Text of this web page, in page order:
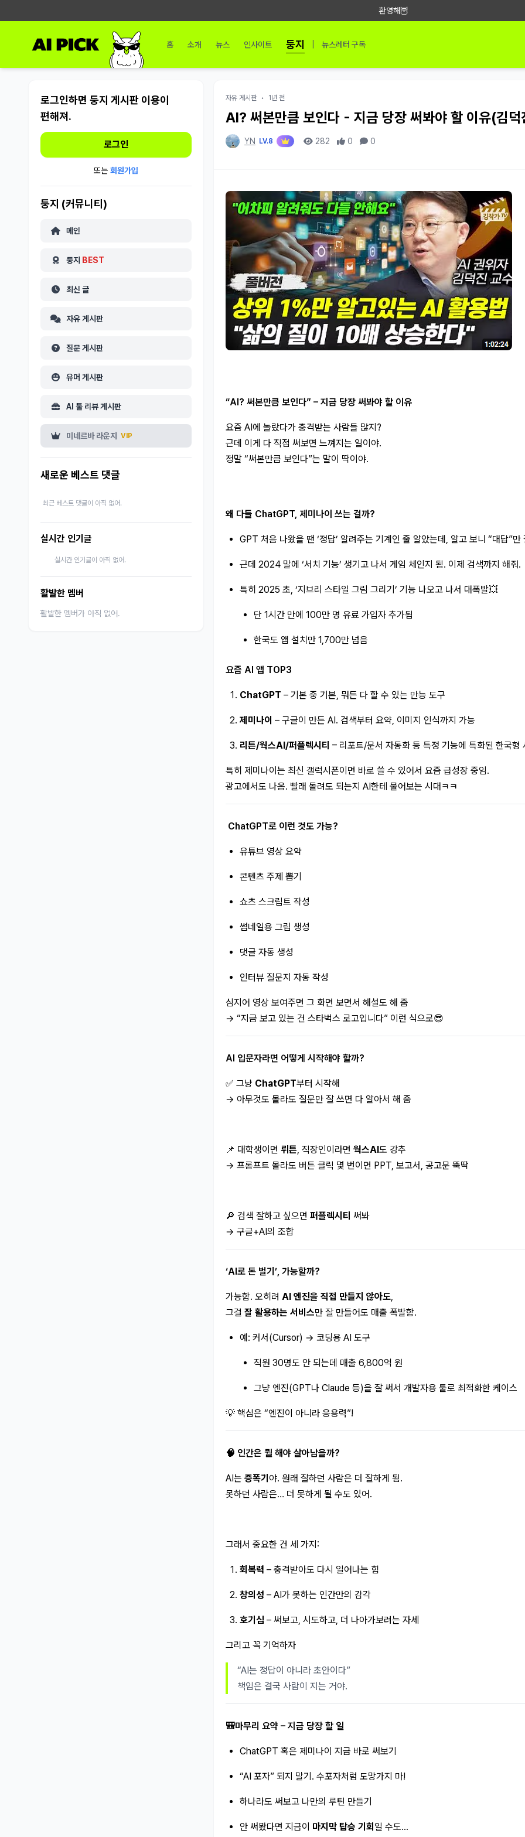
환영해🦉
홈 소개 뉴스 인사이트 둥지 뉴스레터 구독
로그인하면 둥지 게시판 이용이
편해져.
로그인
또는 회원가입
둥지 (커뮤니티)
메인
둥지 BEST
최신 글
자유 게시판
질문 게시판
유머 게시판
AI 툴 리뷰 게시판
미네르바 라운지 VIP
새로운 베스트 댓글
최근 베스트 댓글이 아직 없어.
실시간 인기글
실시간 인기글이 아직 없어.
활발한 멤버
활발한 멤버가 아직 없어.
자유 게시판 • 1년 전
AI? 써본만큼 보인다 - 지금 당장 써봐야 할 이유(김덕
YN LV.8 282 0 0
“AI? 써본만큼 보인다” – 지금 당장 써봐야 할 이유
요즘 AI에 놀랐다가 충격받는 사람들 많지?
근데 이게 다 직접 써보면 느껴지는 일이야.
정말 “써본만큼 보인다”는 말이 딱이야.
왜 다들 ChatGPT, 제미나이 쓰는 걸까?
GPT 처음 나왔을 땐 ‘정답’ 알려주는 기계인 줄 알았는데, 알고 보니 “대답”만
근데 2024 말에 ‘서치 기능’ 생기고 나서 게임 체인지 됨. 이제 검색까지 해줘.
특히 2025 초, ‘지브리 스타일 그림 그리기’ 기능 나오고 나서 대폭발💥
단 1시간 만에 100만 명 유료 가입자 추가됨
한국도 앱 설치만 1,700만 넘음
요즘 AI 앱 TOP3
ChatGPT – 기본 중 기본, 뭐든 다 할 수 있는 만능 도구
제미나이 – 구글이 만든 AI. 검색부터 요약, 이미지 인식까지 가능
리튼/웍스AI/퍼플렉시티 – 리포트/문서 자동화 등 특정 기능에 특화된 한국형
특히 제미나이는 최신 갤럭시폰이면 바로 쓸 수 있어서 요즘 급성장 중임.
광고에서도 나옴. 빨래 돌려도 되는지 AI한테 물어보는 시대ㅋㅋ
ChatGPT로 이런 것도 가능?
유튜브 영상 요약
콘텐츠 주제 뽑기
쇼츠 스크립트 작성
썸네일용 그림 생성
댓글 자동 생성
인터뷰 질문지 자동 작성
심지어 영상 보여주면 그 화면 보면서 해설도 해 줌
→ “지금 보고 있는 건 스타벅스 로고입니다” 이런 식으로😎
AI 입문자라면 어떻게 시작해야 할까?
✅ 그냥 ChatGPT부터 시작해
→ 아무것도 몰라도 질문만 잘 쓰면 다 알아서 해 줌
📌 대학생이면 뤼 튼, 직장인이라면 웍스AI도 강추
→ 프롬프트 몰라도 버튼 클릭 몇 번이면 PPT, 보고서, 공고문 뚝딱
🔎 검색 잘하고 싶으면 퍼플렉시티 써봐
→ 구글+AI의 조합
‘AI로 돈 벌기’, 가능할까?
가능함. 오히려 AI 엔진을 직접 만들지 않아도,
그걸 잘 활용하는 서비스만 잘 만들어도 매출 폭발함.
예: 커서(Cursor) → 코딩용 AI 도구
직원 30명도 안 되는데 매출 6,800억 원
그냥 엔진(GPT나 Claude 등)을 잘 써서 개발자용 툴로 최적화한 케이스
💡 핵심은 “엔진이 아니라 응용력”!
🧠 인간은 뭘 해야 살아남을까?
AI는 증폭기 야. 원래 잘하던 사람은 더 잘하게 됨.
못하던 사람은… 더 못하게 될 수도 있어.
그래서 중요한 건 세 가지:
회복력 – 충격받아도 다시 일어나는 힘
창의성 – AI가 못하는 인간만의 감각
호기심 – 써보고, 시도하고, 더 나아가보려는 자세
그리고 꼭 기억하자
“AI는 정답이 아니라 초안이다”
책임은 결국 사람이 지는 거야.
🎒마무리 요약 – 지금 당장 할 일
ChatGPT 혹은 제미나이 지금 바로 써보기
“AI 포자” 되지 말기. 수포자처럼 도망가지 마!
하나라도 써보고 나만의 루틴 만들기
안 써봤다면 지금이 마지막 탑승 기회 일 수도...